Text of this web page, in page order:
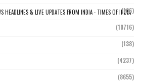
HEADLINES & LIVE UPDATES FROM INDIA - TIMES OF INDIA
(106)
(10716)
(138)
(4237)
(8655)